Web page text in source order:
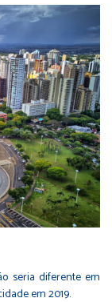
seria diferente em
em 2019.